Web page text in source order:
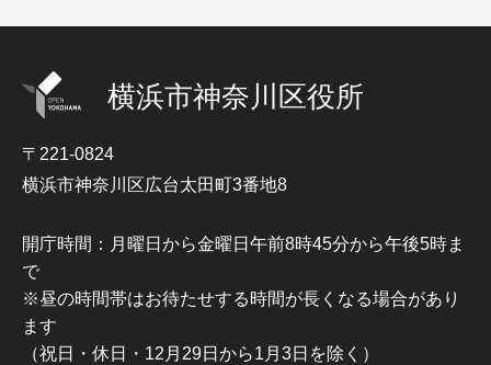
横浜市神奈川区役所
〒221-0824
横浜市神奈川区広台太田町3番地8
開庁時間：月曜日から金曜日午前8時45分から午後5時ま
で
※昼の時間帯はお待たせする時間が長くなる場合があり
ます
（祝日・休日・12月29日から1月3日を除く）